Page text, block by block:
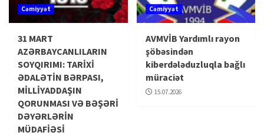
Cəmiyyət
31 MART
AZƏRBAYCANLILARIN
SOYQIRIMI: TARİXİ
ƏDALƏTİN BƏRPASI,
MİLLİYADDAŞIN
QORUNMASI VƏ BƏŞƏRİ
DƏYƏRLƏRİN
MÜDAFİƏSİ
Cəmiyyət
AVMVİB Yardımlı rayon
şöbəsindən
kiberdələduzluqla bağlı
müraciət
15.07.2026